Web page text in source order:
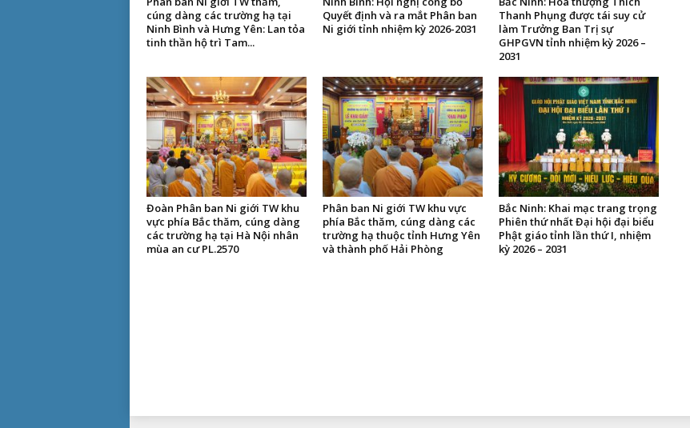
cúng dàng các trường hạ tại
Ninh Bình và Hưng Yên: Lan tỏa
tinh thần hộ trì Tam...
Quyết định và ra mắt Phân ban
Ni giới tỉnh nhiệm kỳ 2026-2031
Thanh Phụng được tái suy cử
làm Trưởng Ban Trị sự
GHPGVN tỉnh nhiệm kỳ 2026 –
2031
Đoàn Phân ban Ni giới TW khu
vực phía Bắc thăm, cúng dàng
các trường hạ tại Hà Nội nhân
mùa an cư PL.2570
Phân ban Ni giới TW khu vực
phía Bắc thăm, cúng dàng các
trường hạ thuộc tỉnh Hưng Yên
và thành phố Hải Phòng
Bắc Ninh: Khai mạc trang trọng
Phiên thứ nhất Đại hội đại biểu
Phật giáo tỉnh lần thứ I, nhiệm
kỳ 2026 – 2031